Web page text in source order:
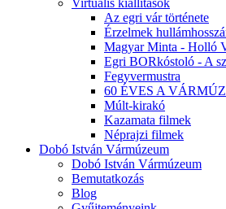
Virtuális kiállítások
Az egri vár története
Érzelmek
Magyar Minta - Holló
Egri BORkóstoló - A
Fegyvermustra
60 ÉVES A
Múlt-kirakó
Kazamata filmek
Néprajzi filmek
Dobó István Vármúzeum
Dobó István Vármúzeum
Bemutatkozás
Blog